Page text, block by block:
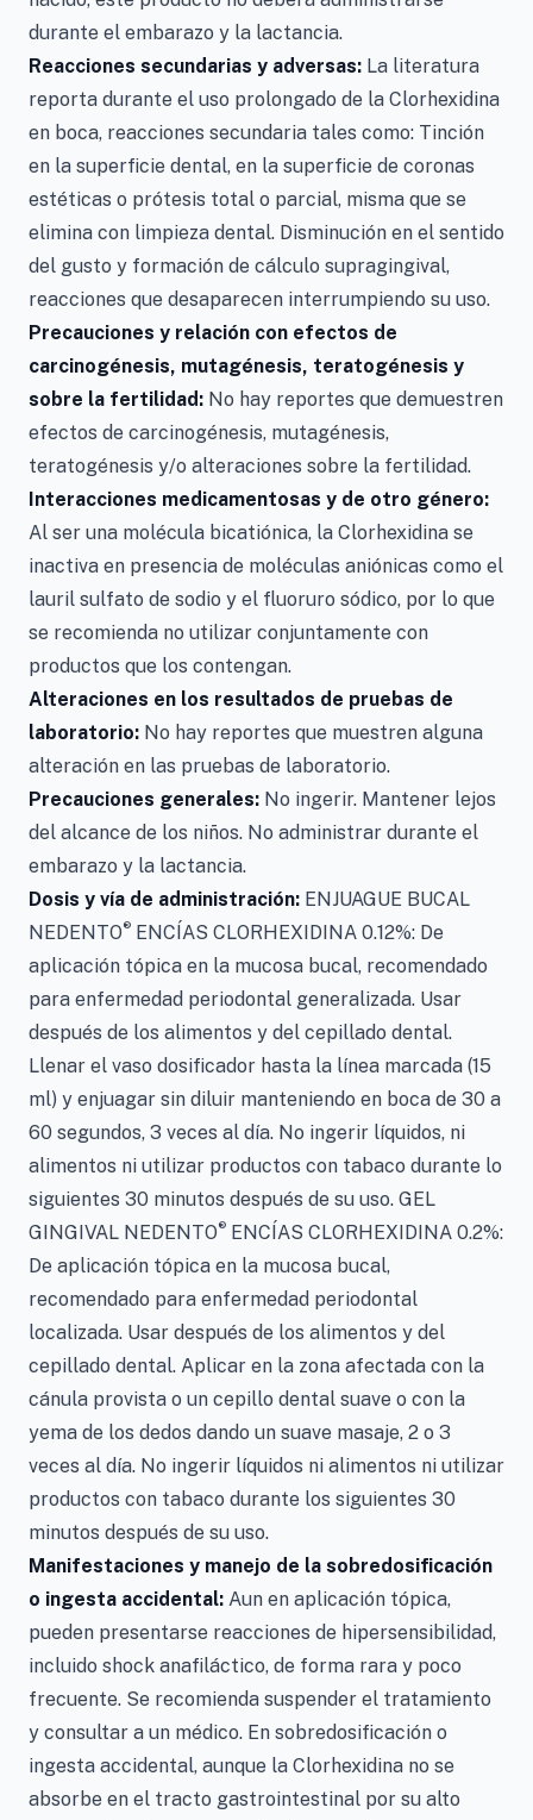
durante el embarazo y la lactancia.
Reacciones secundarias y adversas: La literatura
reporta durante el uso prolongado de la Clorhexidina
en boca, reacciones secundaria tales como: Tinción
en la superficie dental, en la superficie de coronas
estéticas o prótesis total o parcial, misma que se
elimina con limpieza dental. Disminución en el sentido
del gusto y formación de cálculo supragingival,
reacciones que desaparecen interrumpiendo su uso.
Precauciones y relación con efectos de
carcinogénesis, mutagénesis, teratogénesis y
sobre la fertilidad: No hay reportes que demuestren
efectos de carcinogénesis, mutagénesis,
teratogénesis y/o alteraciones sobre la fertilidad.
Interacciones medicamentosas y de otro género:
Al ser una molécula bicatiónica, la Clorhexidina se
inactiva en presencia de moléculas aniónicas como el
lauril sulfato de sodio y el fluoruro sódico, por lo que
se recomienda no utilizar conjuntamente con
productos que los contengan.
Alteraciones en los resultados de pruebas de
laboratorio: No hay reportes que muestren alguna
alteración en las pruebas de laboratorio.
Precauciones generales: No ingerir. Mantener lejos
del alcance de los niños. No administrar durante el
embarazo y la lactancia.
Dosis y vía de administración: ENJUAGUE BUCAL
NEDENTO® ENCÍAS CLORHEXIDINA 0.12%: De
aplicación tópica en la mucosa bucal, recomendado
para enfermedad periodontal generalizada. Usar
después de los alimentos y del cepillado dental.
Llenar el vaso dosificador hasta la línea marcada (15
ml) y enjuagar sin diluir manteniendo en boca de 30 a
60 segundos, 3 veces al día. No ingerir líquidos, ni
alimentos ni utilizar productos con tabaco durante lo
siguientes 30 minutos después de su uso. GEL
GINGIVAL NEDENTO® ENCÍAS CLORHEXIDINA 0.2%:
De aplicación tópica en la mucosa bucal,
recomendado para enfermedad periodontal
localizada. Usar después de los alimentos y del
cepillado dental. Aplicar en la zona afectada con la
cánula provista o un cepillo dental suave o con la
yema de los dedos dando un suave masaje, 2 o 3
veces al día. No ingerir líquidos ni alimentos ni utilizar
productos con tabaco durante los siguientes 30
minutos después de su uso.
Manifestaciones y manejo de la sobredosificación
o ingesta accidental: Aun en aplicación tópica,
pueden presentarse reacciones de hipersensibilidad,
incluido shock anafiláctico, de forma rara y poco
frecuente. Se recomienda suspender el tratamiento
y consultar a un médico. En sobredosificación o
ingesta accidental, aunque la Clorhexidina no se
absorbe en el tracto gastrointestinal por su alto